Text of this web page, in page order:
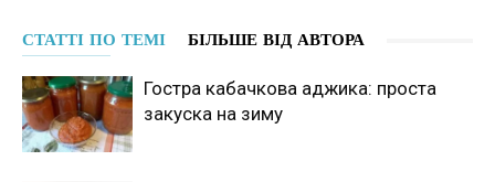
СТАТТІ ПО ТЕМІ БІЛЬШЕ ВІД АВТОРА
Гостра кабачкова аджика: проста
закуска на зиму